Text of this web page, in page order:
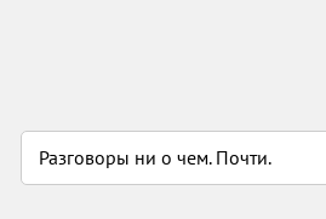
Разговоры ни о чем. Почти.